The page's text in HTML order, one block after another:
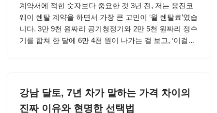
계약서에 적힌 숫자보다 중요한 것 3년 전, 저는 웅진코
웨이 렌탈 계약을 하면서 가장 큰 고민이 ‘월 렌탈료’였습
니다. 3만 9천 원짜리 공기청정기와 2만 5천 원짜리 정수
기를 합쳐 한 달에 6만 4천 원이 나가는 걸 보고, ‘이걸…
강남 달토, 7년 차가 말하는 가격 차이의
진짜 이유와 현명한 선택법